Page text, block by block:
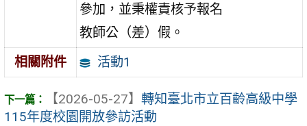
參加，並秉權責核予報名
教師公（差）假。
相關附件
活動1
【2026-05-27】 轉知臺北市立百齡高級中學
115年度校園開放參訪活動